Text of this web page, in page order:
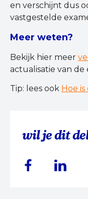
en verschijnt dus
vastgestelde
Meer weten?
Bekijk hier meer
actualisatie van de
Tip: lees ook Hoe
wil je dit